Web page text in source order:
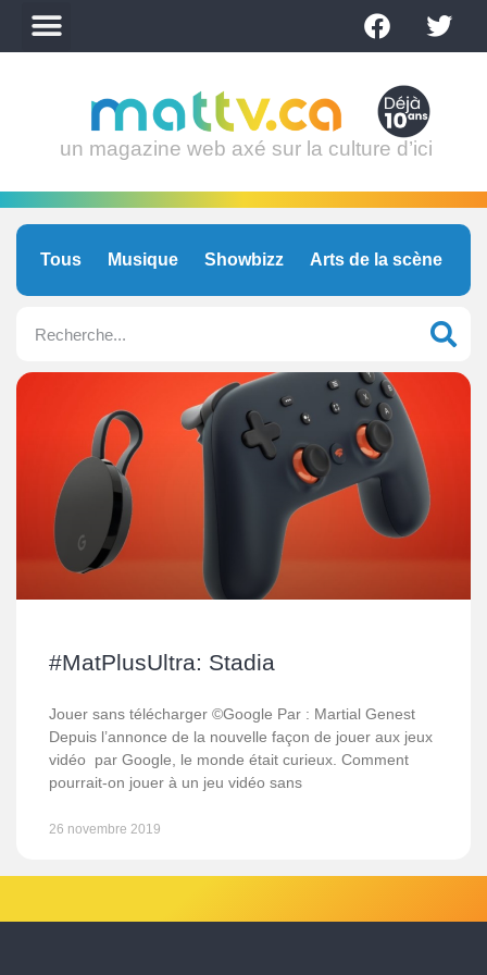
un magazine web axé sur la culture d’ici
Tous Musique Showbizz Arts de la scène
#MatPlusUltra: Stadia
Jouer sans télécharger ©Google Par : Martial Genest
Depuis l’annonce de la nouvelle façon de jouer aux jeux
vidéo par Google, le monde était curieux. Comment
pourrait-on jouer à un jeu vidéo sans
26 novembre 2019